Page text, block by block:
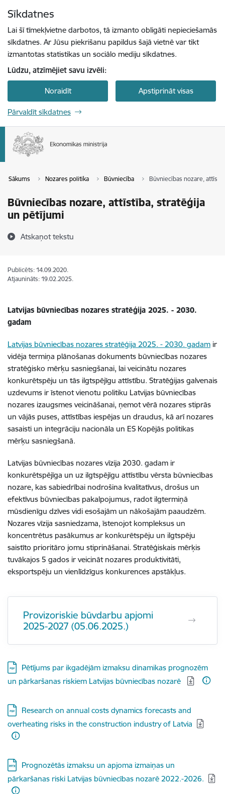
Sīkdatnes
Lai šī tīmekļvietne darbotos, tā izmanto obligāti nepieciešamās
sīkdatnes. Ar Jūsu piekrišanu papildus šajā vietnē var tikt
izmantotas statistikas un sociālo mediju sīkdatnes.
Lūdzu, atzīmējiet savu izvēli:
Noraidīt Apstiprināt visas
Pārvaldīt sīkdatnes
Sākums Nozares politika Būvniecība Būvniecības nozare,
Būvniecības nozare, attīstība, stratēģija
un pētījumi
Atskaņot tekstu
Publicēts: 14.09.2020.
Atjaunināts: 19.02.2025.
Latvijas būvniecības nozares stratēģija 2025. - 2030.
gadam
Latvijas būvniecības nozares stratēģija 2025. - 2030. gadam ir
vidēja termiņa plānošanas dokuments būvniecības nozares
stratēģisko mērķu sasniegšanai, lai veicinātu nozares
konkurētspēju un tās ilgtspējīgu attīstību. Stratēģijas galvenais
uzdevums ir īstenot vienotu politiku Latvijas būvniecības
nozares izaugsmes veicināšanai, ņemot vērā nozares stiprās
un vājās puses, attīstības iespējas un draudus, kā arī nozares
sasaisti un integrāciju nacionāla un ES Kopējās politikas
mērķu sasniegšanā.
Latvijas būvniecības nozares vīzija 2030. gadam ir
konkurētspējīga un uz ilgtspējīgu attīstību vērsta būvniecības
nozare, kas sabiedrībai nodrošina kvalitatīvus, drošus un
efektīvus būvniecības pakalpojumus, radot ilgtermiņā
mūsdienīgu dzīves vidi esošajām un nākošajām paaudzēm.
Nozares vīzija sasniedzama, īstenojot kompleksus un
koncentrētus pasākumus ar konkurētspēju un ilgtspēju
saistīto prioritāro jomu stiprināšanai. Stratēģiskais mērķis
tuvākajos 5 gados ir veicināt nozares produktivitāti,
eksportspēju un vienlīdzīgus konkurences apstākļus.
Provizoriskie būvdarbu apjomi
2025-2027 (05.06.2025.)
Lejupielādēt:
Pētījums par ikgadējām izmaksu dinamikas prognozēm
un pārkaršanas riskiem Latvijas būvniecības nozarē
Lejupielādēt:
Research on annual costs dynamics forecasts and
overheating risks in the construction industry of Latvia
Lejupielādēt:
Prognozētās izmaksu un apjoma izmaiņas un
pārkaršanas riski Latvijas būvniecības nozarē 2022.-2026.